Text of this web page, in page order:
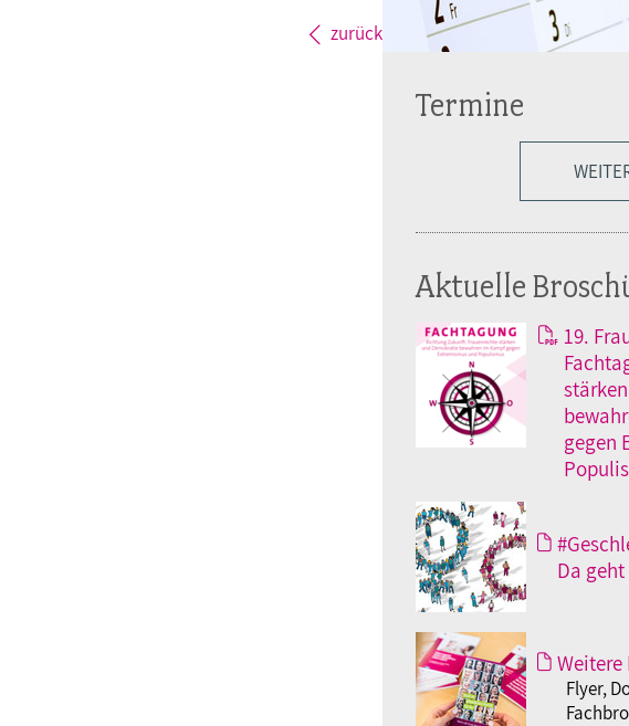
zurück
Termine
Aktuelle
19.
gegen
Da
Flyer,